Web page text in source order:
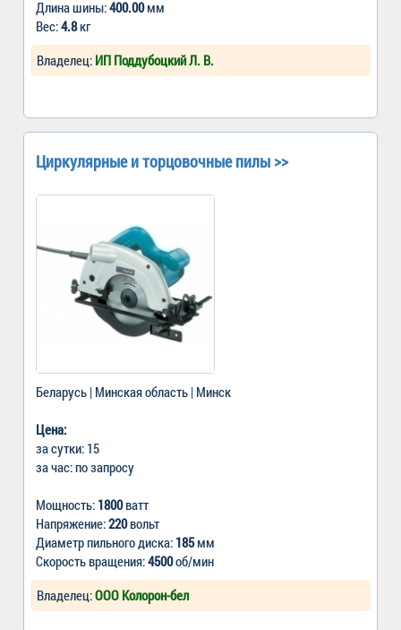
Длина шины:400.00мм
Вес:4.8кг
Владелец: ИП Поддубоцкий Л. В.
Циркулярные и торцовочные пилы >>
Беларусь | Минская область | Минск
Цена:
за сутки: 15
за час: по запросу
Мощность: 1800ватт
Напряжение:220вольт
Диаметр пильного диска: 185мм
Скорость вращения:4500об/мин
Владелец:ООО Колорон-бел